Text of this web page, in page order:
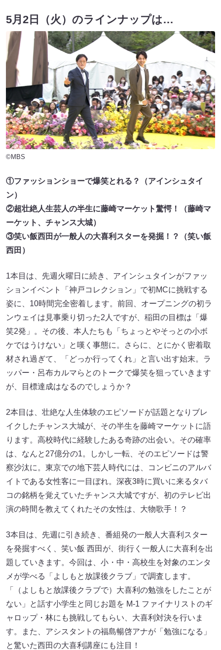
5月2日（火）のラインナップは…
©MBS
①ファッションショーで爆笑とれる？（アインシュタイ
ン）
②超壮絶人生芸人の半生に藤崎マーケット驚愕！（藤崎マ
ーケット、チャンス大城）
③笑い飯西田が一般人の大喜利スターを発掘！？（笑い飯
西田）
1本目は、先週火曜日に続き、アインシュタインがファッ
ションイベント「神戸コレクション」で初MCに挑戦する
姿に、10時間完全密着します。前回、オープニングの初ラ
ンウェイは見事乗り切った2人ですが、稲田の目標は「爆
笑2発」。その後、本人たちも「ちょっとやそっとの小ボ
ケではうけない」と嘆く事態に。さらに、とにかく密着取
材され過ぎて、「どっか行ってくれ」と言い出す始末。ラ
ッパー・呂布カルマらとのトークで爆笑を狙っていきます
が、目標達成はなるのでしょうか？
2本目は、壮絶な人生体験のエピソードが話題となりブレ
イクしたチャンス大城が、その半生を藤崎マーケットに語
ります。高校時代に経験したある奇跡の出会い。その確率
は、なんと27億分の1。しかし一転、そのエピソードは警
察沙汰に。東京での地下芸人時代には、コンビニのアルバ
イトである女性客に一目ぼれ。深夜3時に買いに来るタバ
コの銘柄を覚えていたチャンス大城ですが、初のテレビ出
演の時間を教えてくれたその女性は、大物歌手！？
3本目は、先週に引き続き、番組発の一般人大喜利スター
を発掘すべく、笑い飯 西田が、街行く一般人に大喜利を出
題していきます。今回は、小・中・高校生を対象のエンタ
メが学べる「よしもと放課後クラブ」で調査します。
「（よしもと放課後クラブで）大喜利の勉強をしたことが
ない」と話す小学生と同じお題を M-1 ファイナリストのギ
ャロップ・林にも挑戦してもらい、大喜利対決を行いま
す。また、アシスタントの福島暢啓アナが「勉強になる」
と驚いた西田の大喜利講座にも注目！